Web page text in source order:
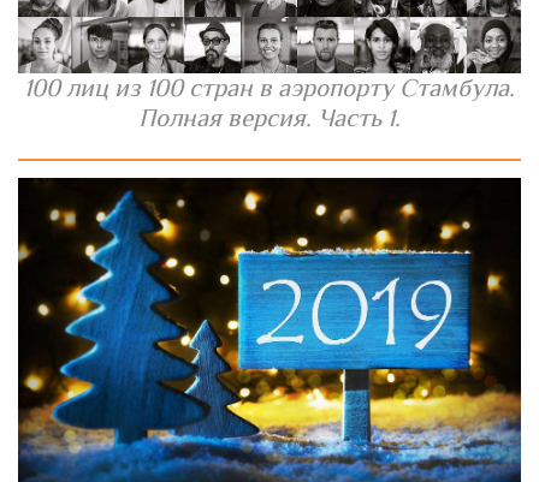
100 лиц из 100 стран в аэропорту Стамбула.
Полная версия. Часть 1.